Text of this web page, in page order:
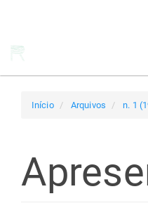
Início Arquivos n. 1